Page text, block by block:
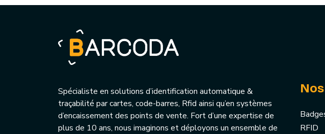
Spécialiste en solutions d’identification automatique &
traçabilité par cartes, code-barres, Rfid ainsi qu’en systèmes
d’encaissement des points de vente. Fort d’une expertise de
plus de 10 ans, nous imaginons et déployons un ensemble de
RFID